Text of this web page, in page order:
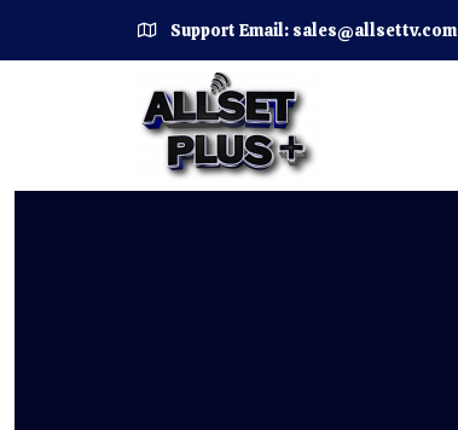
Support Email: sales@allsettv.com